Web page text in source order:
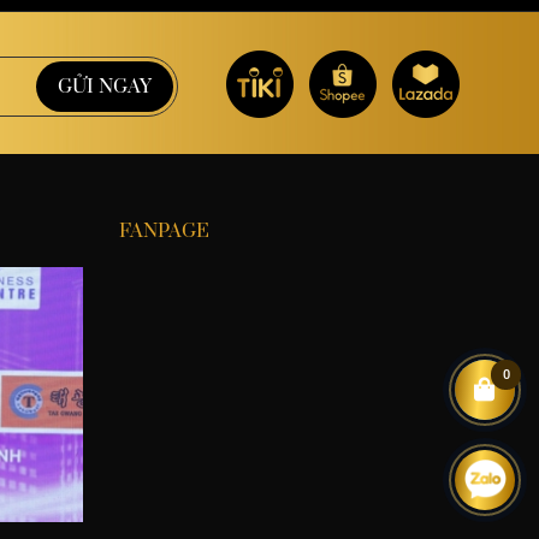
FANPAGE
0